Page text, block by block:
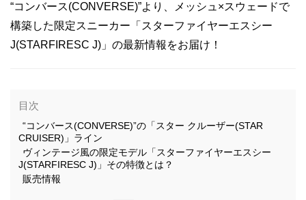
“コンバース(CONVERSE)”より、メッシュ×スウェードで
構築した限定スニーカー「スターファイヤーエスシー
J(STARFIRESC J)」の最新情報をお届け！
目次
“コンバース(CONVERSE)”の「スター クルーザー(STAR
CRUISER)」ライン
ヴィンテージ風の限定モデル「スターファイヤーエスシー
J(STARFIRESC J)」その特徴とは？
販売情報